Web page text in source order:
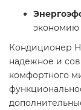
экономию
Кондиционер
надежное и
комфортного